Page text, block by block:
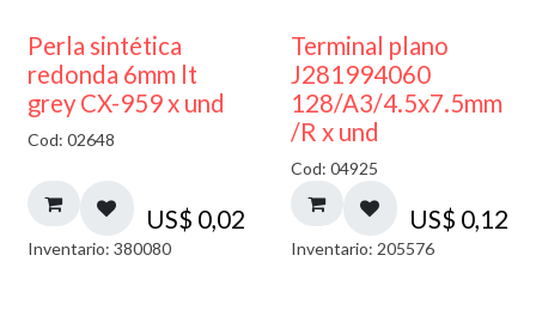
Perla sintética
redonda 6mm lt
grey CX-959 x und
Cod: 02648
US$ 0,02
Inventario: 380080
Terminal plano
J281994060
128/A3/4.5x7.5mm
/R x und
Cod: 04925
US$ 0,12
Inventario: 205576